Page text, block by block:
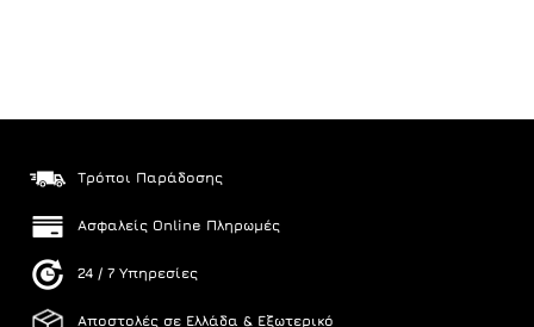
Τρόποι Παράδοσης
Ασφαλείς Online Πληρωμές
24 / 7 Υπηρεσίες
Αποστολές σε Ελλάδα & Εξωτερικό